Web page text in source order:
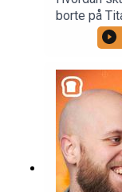
borte på
folk dra på
Paul
Gullruten-
Lauritzen
ukas
og hennes
stigende
har
ikke nådde